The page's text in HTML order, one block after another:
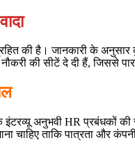
की है। जानकारी के
की सीटें दे दी हैं, जिससे
अनुभवी HR प्रबंधकों की
चाहिए ताकि पात्रता और